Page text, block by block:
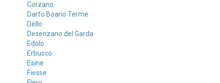
Corzano
Darfo Boario Terme
Dello
Desenzano del Garda
Edolo
Erbusco
Esine
Fiesse